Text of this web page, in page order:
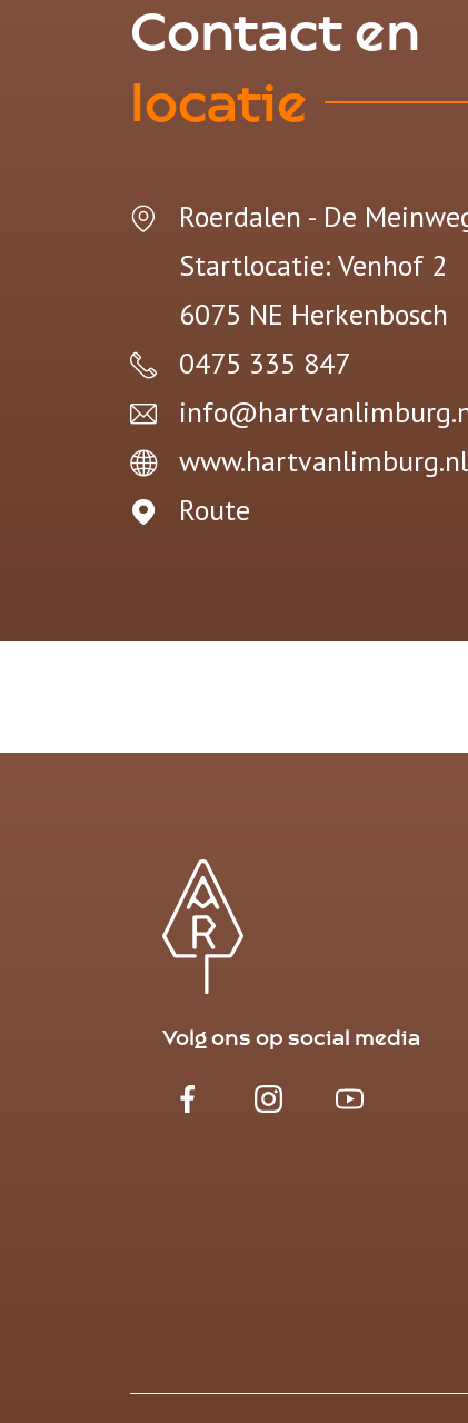
Contact en
locatie
Roerdalen - De
Startlocatie: Venhof 2
6075 NE Herkenbosch
0475 335 847
www.hartvanlimburg.nl
Route
Volg ons op social media